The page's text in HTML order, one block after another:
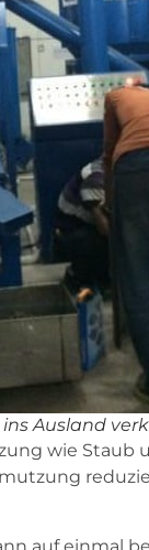
Ausland
wie
auf einmal